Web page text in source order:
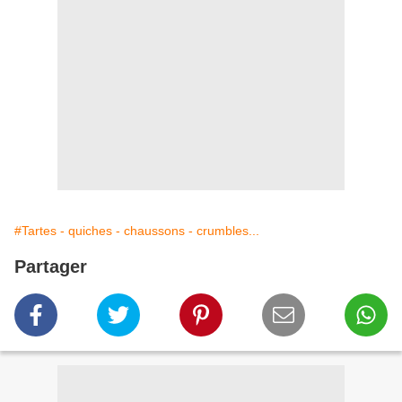
#Tartes - quiches - chaussons - crumbles...
Partager